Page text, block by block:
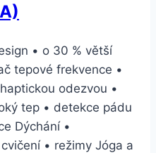
• o 30 % větší
tepové frekvence •
odezvou •
tep • detekce pádu
Dýchání •
• režimy Jóga a